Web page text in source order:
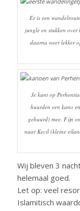
Er is een
jungle en stukken
daarna weer lekker
Je kunt op
huurden een kano
gehuurd) mee. Fijn
naar Kecil (kleine
Wij bleven 3
helemaal goed.
Let op: veel
Islamitisch